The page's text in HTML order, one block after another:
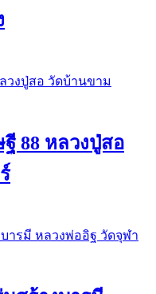
88 หลวงปู่สอ